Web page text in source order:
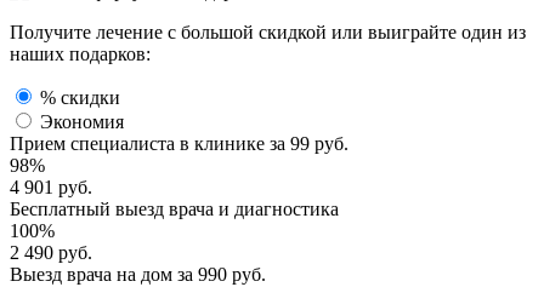
Получите лечение с большой скидкой или выиграйте один из
наших подарков:
% скидки
Экономия
Прием специалиста в клинике за 99 руб.
98%
4 901 руб.
Бесплатный выезд врача и диагностика
100%
2 490 руб.
Выезд врача на дом за 990 руб.